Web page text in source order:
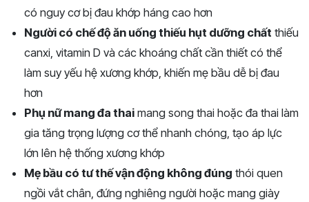
có nguy cơ bị đau khớp háng cao hơn
Người có chế độ ăn uống thiếu hụt dưỡng chất thiếu
canxi, vitamin D và các khoáng chất cần thiết có thể
làm suy yếu hệ xương khớp, khiến mẹ bầu dễ bị đau
hơn
Phụ nữ mang đa thai mang song thai hoặc đa thai làm
gia tăng trọng lượng cơ thể nhanh chóng, tạo áp lực
lớn lên hệ thống xương khớp
Mẹ bầu có tư thế vận động không đúng thói quen
ngồi vắt chân, đứng nghiêng người hoặc mang giày